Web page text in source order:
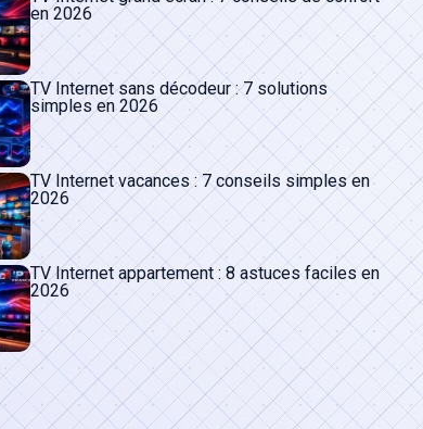
en 2026
TV Internet sans décodeur : 7 solutions
simples en 2026
TV Internet vacances : 7 conseils simples en
2026
TV Internet appartement : 8 astuces faciles en
2026